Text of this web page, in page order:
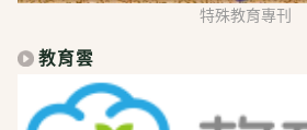
特殊教育專刊
教育雲